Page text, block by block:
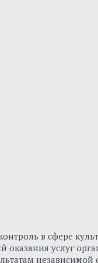
в сфере
оказания услуг
независимой